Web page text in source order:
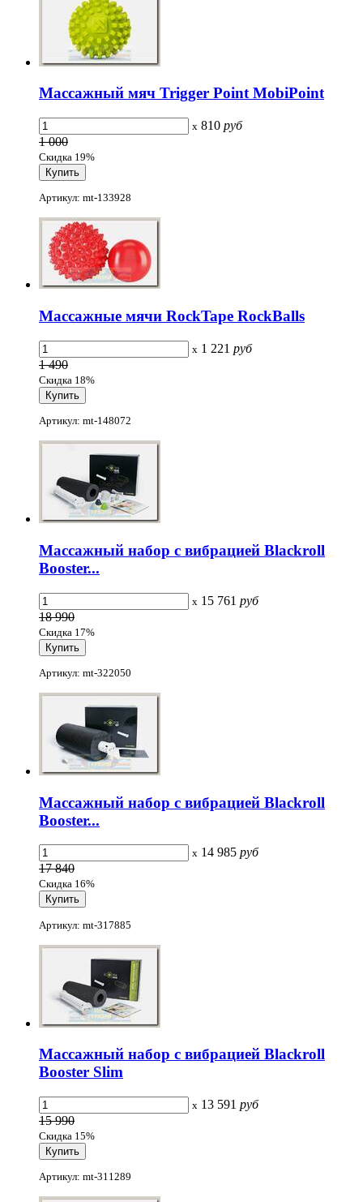
Массажный мяч Trigger Point MobiPoint
x 810 руб
1 000
Скидка 19%
Артикул: mt-133928
Массажные мячи RockTape RockBalls
x 1 221 руб
1 490
Скидка 18%
Артикул: mt-148072
Массажный набор с вибрацией Blackroll
Booster...
x 15 761 руб
18 990
Скидка 17%
Артикул: mt-322050
Массажный набор с вибрацией Blackroll
Booster...
x 14 985 руб
17 840
Скидка 16%
Артикул: mt-317885
Массажный набор с вибрацией Blackroll
Booster Slim
x 13 591 руб
15 990
Скидка 15%
Артикул: mt-311289